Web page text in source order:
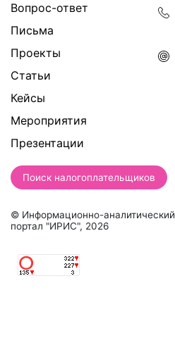
Вопрос-ответ
Письма
Проекты
Статьи
Кейсы
Мероприятия
Презентации
Поиск налогоплательщиков
© Информационно-аналитический
портал "ИРИС", 2026